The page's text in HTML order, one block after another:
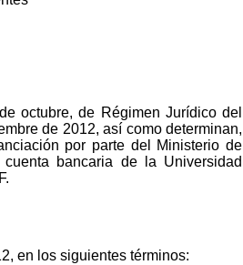
octubre, de Régimen Jurídico del
de 2012, así como determinan,
por parte del Ministerio de
bancaria de la Universidad
en los siguientes términos: